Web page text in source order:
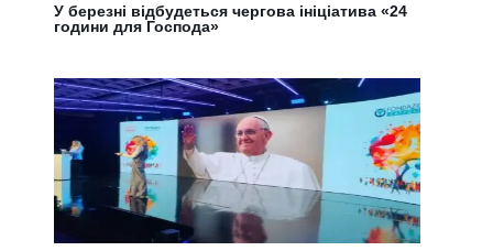
У березні відбудеться чергова ініціатива «24
години для Господа»